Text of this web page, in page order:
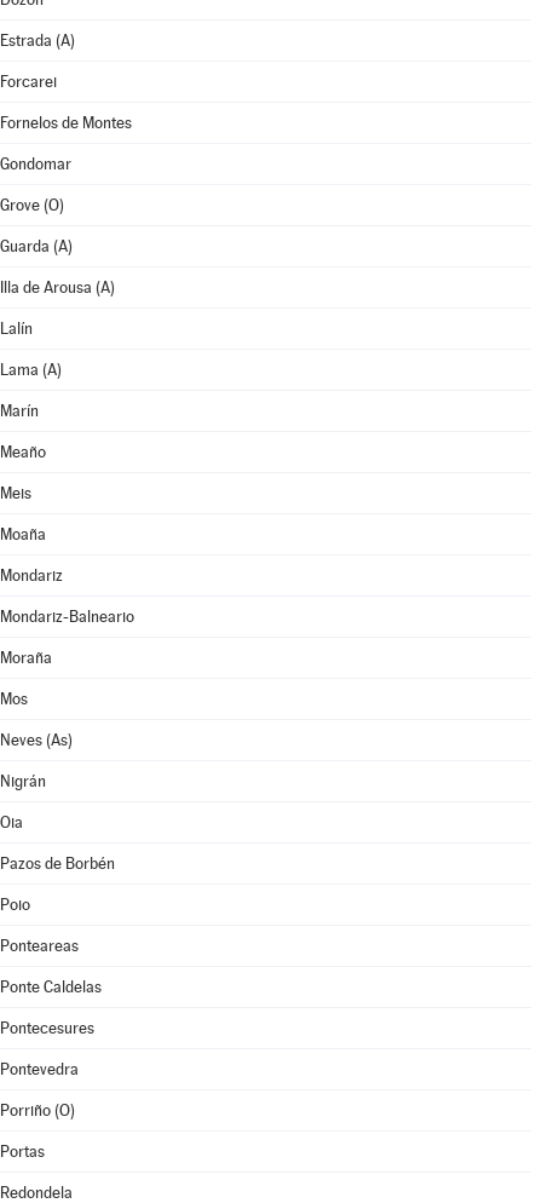
Estrada (A)
Forcarei
Fornelos de Montes
Gondomar
Grove (O)
Guarda (A)
Illa de Arousa (A)
Lalín
Lama (A)
Marín
Meaño
Meis
Moaña
Mondariz
Mondariz-Balneario
Moraña
Mos
Neves (As)
Nigrán
Oia
Pazos de Borbén
Poio
Ponteareas
Ponte Caldelas
Pontecesures
Pontevedra
Porriño (O)
Portas
Redondela